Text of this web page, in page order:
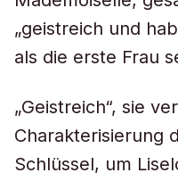
„geistreich und
als die erste Frau
„Geistreich“, sie
Charakterisierung
Schlüssel, um